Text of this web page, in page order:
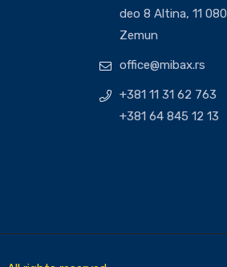
deo 8 Altina, 11 080
Zemun
office@mibax.rs
+381 11 31 62 763
+381 64 845 12 13